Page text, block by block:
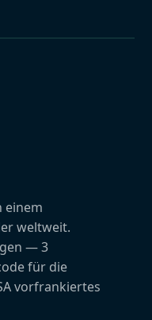
einem
weltweit.
— 3
für die
vorfrankiertes